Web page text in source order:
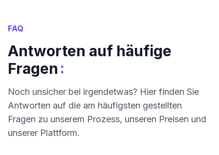
FAQ
Antworten auf häufige
Fragen :
Noch unsicher bei irgendetwas? Hier finden Sie
Antworten auf die am häufigsten gestellten
Fragen zu unserem Prozess, unseren Preisen und
unserer Plattform.